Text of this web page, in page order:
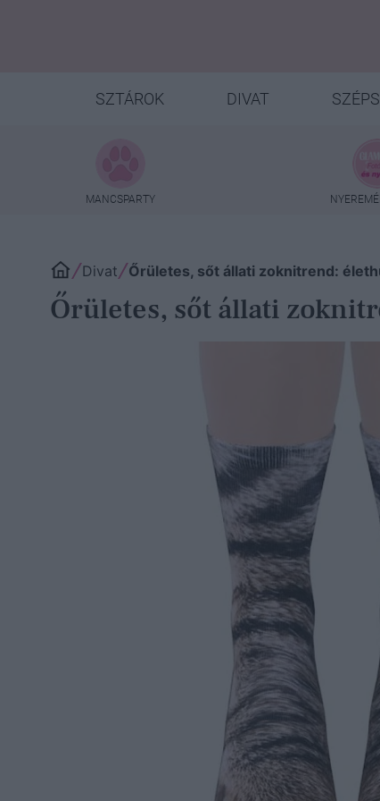
SZTÁROK DIVAT
MANCSPARTY
Divat Őrületes, sőt állati zoknitrend:
Őrületes, sőt állati